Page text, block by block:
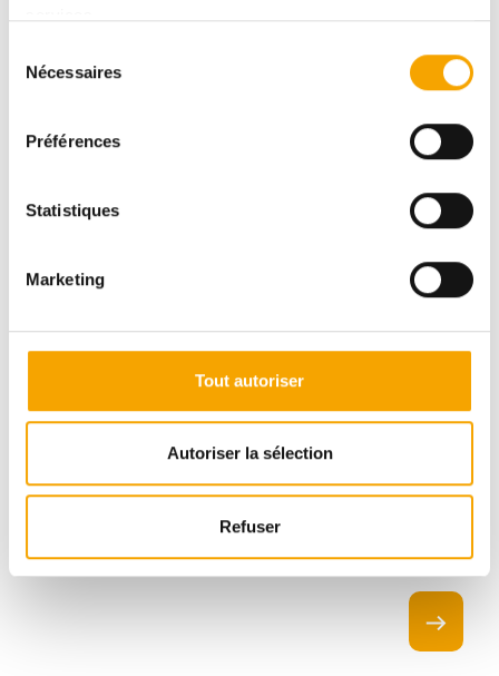
Nécessaires
Préférences
Statistiques
Marketing
Tout autoriser
Autoriser la sélection
Refuser